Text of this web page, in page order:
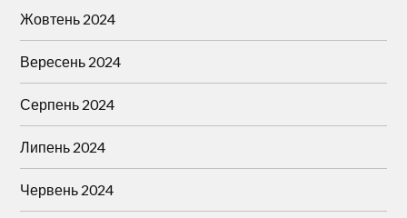
Жовтень 2024
Вересень 2024
Серпень 2024
Липень 2024
Червень 2024